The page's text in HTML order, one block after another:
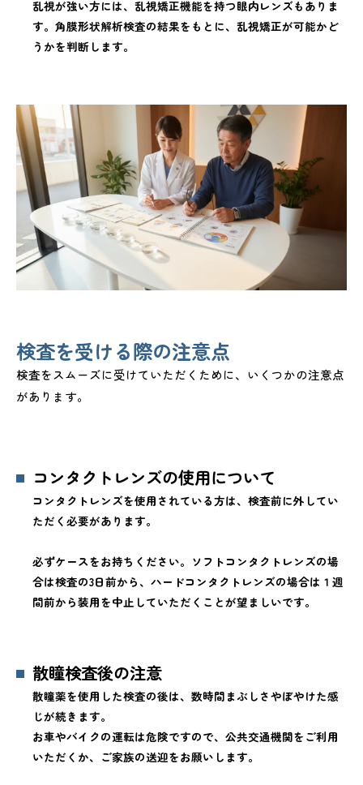
乱視が強い方には、乱視矯正機能を持つ眼内レンズもありま
す。角膜形状解析検査の結果をもとに、乱視矯正が可能かど
うかを判断します。
検査を受ける際の注意点
検査をスムーズに受けていただくために、いくつかの注意点
があります。
コンタクトレンズの使用について
コンタクトレンズを使用されている方は、検査前に外してい
ただく必要があります。
必ずケースをお持ちください。ソフトコンタクトレンズの場
合は検査の3日前から、ハードコンタクトレンズの場合は１週
間前から装用を中止していただくことが望ましいです。
散瞳検査後の注意
散瞳薬を使用した検査の後は、数時間まぶしさやぼやけた感
じが続きます。
お車やバイクの運転は危険ですので、公共交通機関をご利用
いただくか、ご家族の送迎をお願いします。